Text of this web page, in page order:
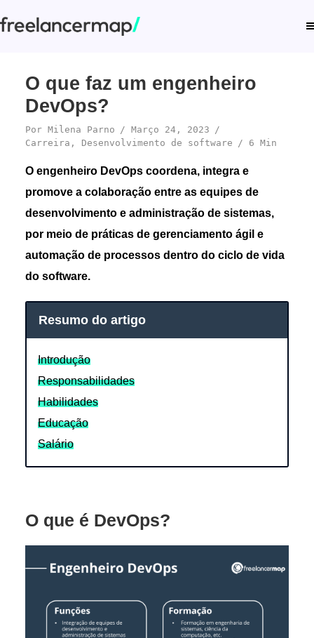
O que faz um engenheiro
DevOps?
Por Milena Parno
Março 24, 2023
Carreira , Desenvolvimento de software 6 Min
O engenheiro DevOps coordena, integra e
promove a colaboração entre as equipes de
desenvolvimento e administração de sistemas,
por meio de práticas de gerenciamento ágil e
automação de processos dentro do ciclo de vida
do software.
Resumo do artigo
Introdução
Responsabilidades
Habilidades
Educação
Salário
O que é DevOps?